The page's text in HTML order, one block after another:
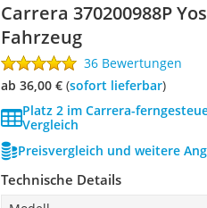
Carrera 370200988P
Fahrzeug
36 Bewertungen
ab 36,00 €( Sofort lieferbar)
Platz 2 im Carrera-
Vergleich
Preisvergleich und weitere
Technische Details